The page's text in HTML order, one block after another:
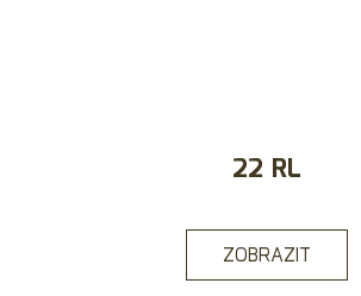
22 RL
ZOBRAZIT